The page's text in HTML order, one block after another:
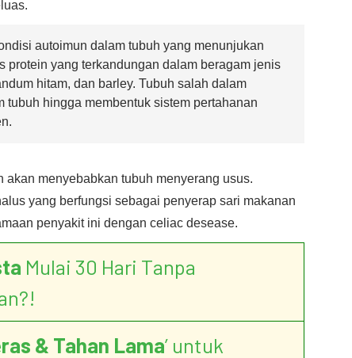
autoimun dalam tubuh yang menunjukan
protein yang terkandungan dalam beragam jenis
hitam, dan barley. Tubuh salah dalam
hingga membentuk sistem pertahanan
menyebabkan tubuh menyerang usus.
yang berfungsi sebagai penyerap sari makanan
penyakit ini dengan celiac desease.
Mulai 30 Hari Tanpa
& Tahan Lama’ untuk